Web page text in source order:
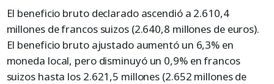
El beneficio bruto declarado ascendió a 2.610,4
millones de francos suizos (2.640,8 millones de euros).
El beneficio bruto ajustado aumentó un 6,3% en
moneda local, pero disminuyó un 0,9% en francos
suizos hasta los 2.621,5 millones (2.652 millones de